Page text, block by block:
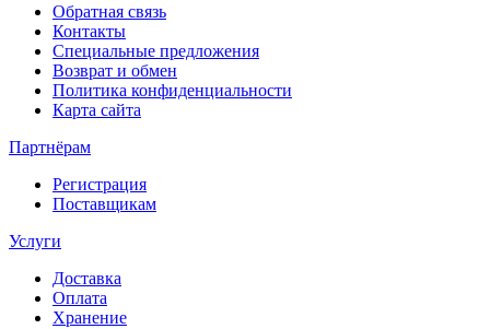
Обратная связь
Контакты
Специальные предложения
Возврат и обмен
Политика конфиденциальности
Карта сайта
Партнёрам
Регистрация
Поставщикам
Услуги
Доставка
Оплата
Хранение